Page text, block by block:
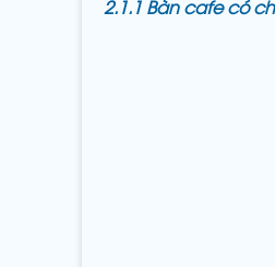
2.1.1 Bàn cafe có